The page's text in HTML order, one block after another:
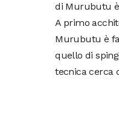
di Murubutu
A primo
Murubutu è
quello di
tecnica cerca